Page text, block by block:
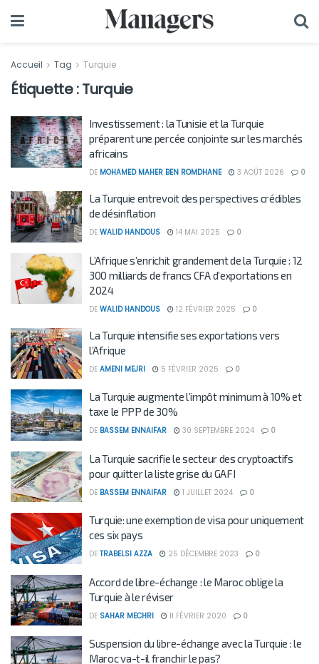
Accueil Tag Turquie
Étiquette :Turquie
Investissement : la Tunisie et la Turquie
préparent une percée conjointe sur les marchés
africains
DE MOHAMED MAHER BEN ROMDHANE 3 AOÛT 2026 0
La Turquie entrevoit des perspectives crédibles
de désinflation
DE WALID HANDOUS 14 MAI 2025 0
L’Afrique s’enrichit grandement de la Turquie : 12
300 milliards de francs CFA d’exportations en
2024
DE WALID HANDOUS 12 FÉVRIER 2025 0
La Turquie intensifie ses exportations vers
l’Afrique
DE AMENI MEJRI 5 FÉVRIER 2025 0
La Turquie augmente l’impôt minimum à 10% et
taxe le PPP de 30%
DE BASSEM ENNAIFAR 30 SEPTEMBRE 2024 0
La Turquie sacrifie le secteur des cryptoactifs
pour quitter la liste grise du GAFI
DE BASSEM ENNAIFAR 1 JUILLET 2024 0
Turquie: une exemption de visa pour uniquement
ces six pays
DE TRABELSI AZZA 25 DÉCEMBRE 2023 0
Accord de libre-échange : le Maroc oblige la
Turquie à le réviser
DE SAHAR MECHRI 11 FÉVRIER 2020 0
Suspension du libre-échange avec la Turquie : le
Maroc va-t-il franchir le pas?